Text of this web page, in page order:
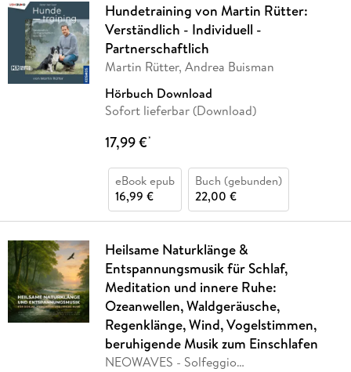
Hundetraining von Martin Rütter:
Verständlich - Individuell -
Partnerschaftlich
Martin Rütter, Andrea Buisman
Hörbuch Download
Sofort lieferbar (Download)
17,99 €*
eBook epub
16,99 €
Buch (gebunden)
22,00 €
Heilsame Naturklänge &
Entspannungsmusik für Schlaf,
Meditation und innere Ruhe:
Ozeanwellen, Waldgeräusche,
Regenklänge, Wind, Vogelstimmen,
beruhigende Musik zum Einschlafen
NEOWAVES - Solfeggio